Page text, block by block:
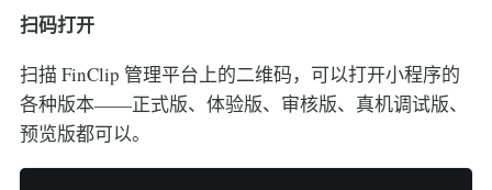
扫码打开
扫描 FinClip 管理平台上的二维码，可以打开小程序的
各种版本——正式版、体验版、审核版、真机调试版、
预览版都可以。